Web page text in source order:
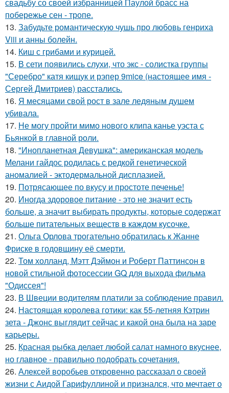
побережье сен - тропе.
13. Забудьте романтическую чушь про любовь генриха
Viii и анны болейн.
14. Киш с грибами и курицей.
15. В сети появились слухи, что экс - солистка группы
"Серебро" катя кищук и рэпер 9mice (настоящее имя -
Сергей Дмитриев) расстались.
16. Я месяцами свой рост в зале ледяным душем
убивала.
17. Не могу пройти мимо нового клипа канье уэста с
Бьянкой в главной роли.
18. "Инопланетная Девушка": американская модель
Мелани гайдос родилась с редкой генетической
аномалией - эктодермальной дисплазией.
19. Потрясающее по вкусу и простоте печенье!
20. Иногда здоровое питание - это не значит есть
больше, а значит выбирать продукты, которые содержат
больше питательных веществ в каждом кусочке.
21. Ольга Орлова трогательно обратилась к Жанне
Фриске в годовщину её смерти.
22. Том холланд, Мэтт Дэймон и Роберт Паттинсон в
новой стильной фотосессии GQ для выхода фильма
"Одиссея"!
23. В Швеции водителям платили за соблюдение правил.
24. Настоящая королева готики: как 55-летняя Кэтрин
зета - Джонс выглядит сейчас и какой она была на заре
карьеры.
25. Красная рыбка делает любой салат намного вкуснее,
но главное - правильно подобрать сочетания.
26. Алексей воробьев откровенно рассказал о своей
жизни с Аидой Гарифуллиной и признался, что мечтает о